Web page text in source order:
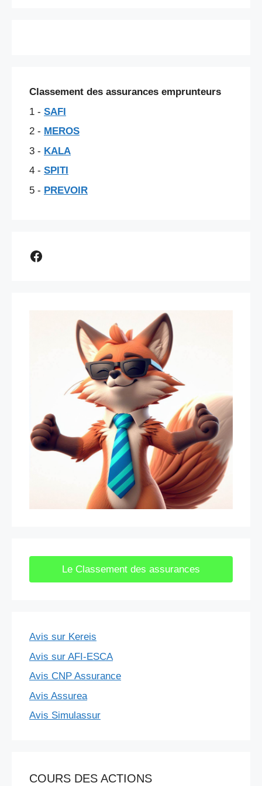
Classement des assurances emprunteurs
1 - SAFI
2 - MEROS
3 - KALA
4 - SPITI
5 - PREVOIR
Comparer assurance
Le Classement des assurances
Avis sur Kereis
Avis sur AFI-ESCA
Avis CNP Assurance
Avis Assurea
Avis Simulassur
COURS DES ACTIONS